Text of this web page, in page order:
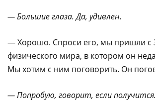
— Большие глаза. Да, удивлен.
— Хорошо. Спроси его, мы пришли с
физического мира, в котором он
Мы хотим с ним поговорить. Он
— Попробую, говорит, если получится.